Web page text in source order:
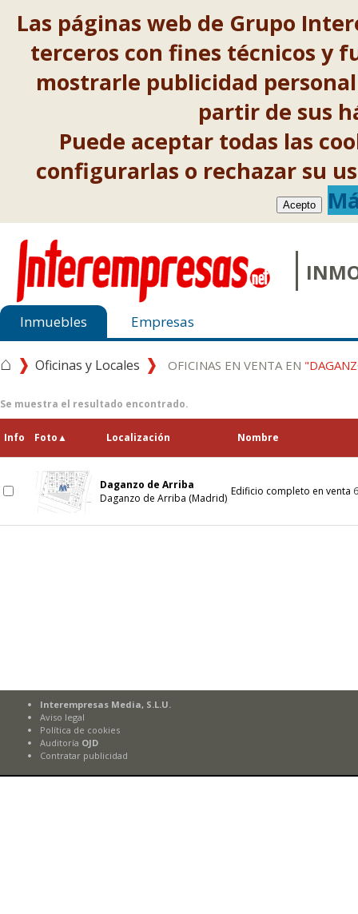
Las páginas web de Grupo
terceros con fines técnicos y
mostrarle publicidad
partir de sus
Puede aceptar todas las
configurarlas o rechazar su
Acepto
Inmuebles Empresas
⌂ Oficinas y Locales OFICINAS EN VENTA EN
Se muestra el resultado encontrado.
Info Foto▲ Localización Nombre
Daganzo de Arriba
Daganzo de Arriba (Madrid)
Edificio completo en venta
Interempresas Media, S.L.U.
Aviso legal
Política de cookies
Auditoría OJD
Contratar publicidad